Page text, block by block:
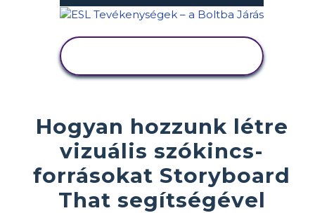
Hogyan hozzunk létre
vizuális szókincs-
forrásokat Storyboard
That segítségével